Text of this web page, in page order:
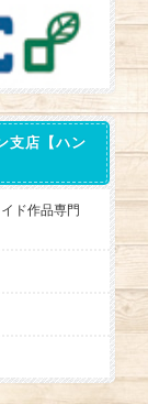
支店【ハン
ド作品専門